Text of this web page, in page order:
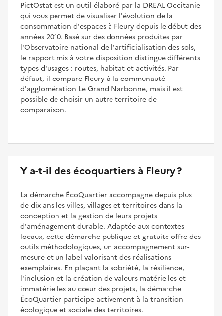
PictOstat est un outil élaboré par la DREAL Occitanie
qui vous permet de visualiser l'évolution de la
consommation d'espaces à Fleury depuis le début des
années 2010. Basé sur des données produites par
l'Observatoire national de l'artificialisation des sols,
le rapport mis à votre disposition distingue différents
types d'usages : routes, habitat et activités. Par
défaut, il compare Fleury à la communauté
d'agglomération Le Grand Narbonne, mais il est
possible de choisir un autre territoire de
comparaison.
Y a-t-il des écoquartiers à Fleury ?
La démarche ÉcoQuartier accompagne depuis plus
de dix ans les villes, villages et territoires dans la
conception et la gestion de leurs projets
d'aménagement durable. Adaptée aux contextes
locaux, cette démarche publique et gratuite offre des
outils méthodologiques, un accompagnement sur-
mesure et un label valorisant des réalisations
exemplaires. En plaçant la sobriété, la résilience,
l'inclusion et la création de valeurs matérielles et
immatérielles au cœur des projets, la démarche
ÉcoQuartier participe activement à la transition
écologique et sociale des territoires.